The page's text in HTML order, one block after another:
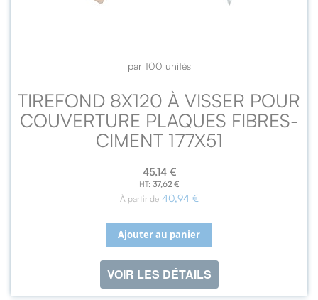
par 100 unités
TIREFOND 8X120 À VISSER POUR
COUVERTURE PLAQUES FIBRES-
CIMENT 177X51
45,14 €
37,62 €
À partir de 40,94 €
Ajouter au panier
VOIR LES DÉTAILS